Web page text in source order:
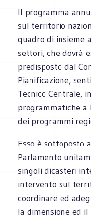
Il programma
sul territorio
quadro di insieme
settori, che dovrà
predisposto dal
Pianificazione,
Tecnico Centrale,
programmatiche a
dei programmi
Esso è sottoposto
Parlamento
singoli dicasteri
intervento sul
coordinare ed
la dimensione ed